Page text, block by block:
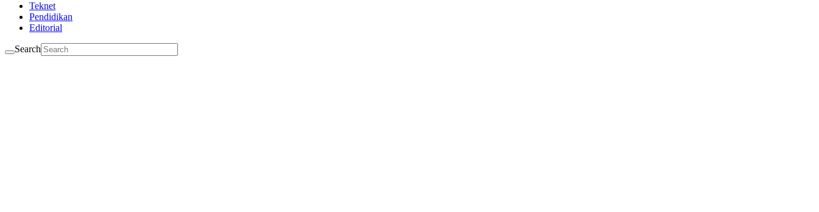
Teknet
Pendidikan
Editorial
Search